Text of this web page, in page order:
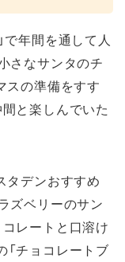
で年間を通して人
さなサンタのチ
スの準備をすす
と楽しんでいた
タデンおすすめ
ズベリーのサン
レートと口溶け
チョコレートブ